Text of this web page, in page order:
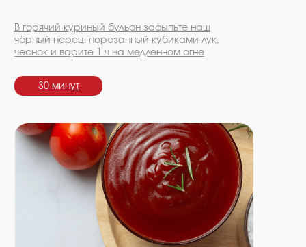
В горячий куриный бульон засыпьте наш
чёрный перец, порезанный кубиками лук,
чеснок и варите 1 ч на медленном огне
30 минут